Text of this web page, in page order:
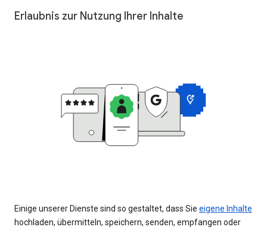
Erlaubnis zur Nutzung Ihrer Inhalte
Einige unserer Dienste sind so gestaltet, dass Sie eigene Inhalte
hochladen, übermitteln, speichern, senden, empfangen oder